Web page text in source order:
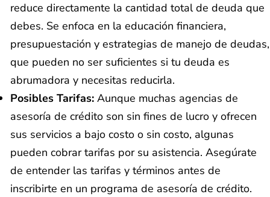
reduce directamente la cantidad total de deuda que
debes. Se enfoca en la educación financiera,
presupuestación y estrategias de manejo de deudas,
que pueden no ser suficientes si tu deuda es
abrumadora y necesitas reducirla.
Posibles Tarifas: Aunque muchas agencias de
asesoría de crédito son sin fines de lucro y ofrecen
sus servicios a bajo costo o sin costo, algunas
pueden cobrar tarifas por su asistencia. Asegúrate
de entender las tarifas y términos antes de
inscribirte en un programa de asesoría de crédito.